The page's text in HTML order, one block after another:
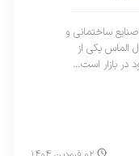
ساختمانی و
الماس یکی از
در بازار است…